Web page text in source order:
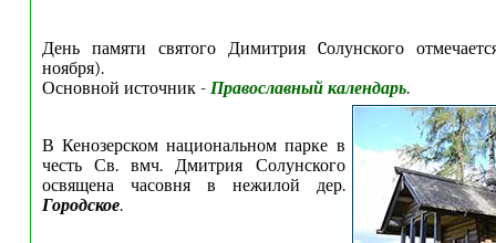
День памяти святого Димитрия Cолунского
ноября).
Основной источник - Православный календарь.
В Кенозерском национальном парке в
честь Св. вмч. Дмитрия Солунского
освящена часовня в нежилой дер.
Городское.